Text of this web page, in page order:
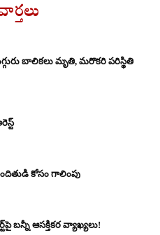
బాలికలు మృతి, మరొకరి పరిస్థితి
కోసం గాలింపు
బన్నీ ఆసక్తికర వ్యాఖ్యలు!